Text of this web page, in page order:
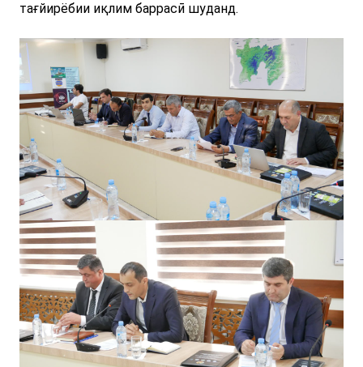
тағйирёбии иқлим баррасӣ шуданд.